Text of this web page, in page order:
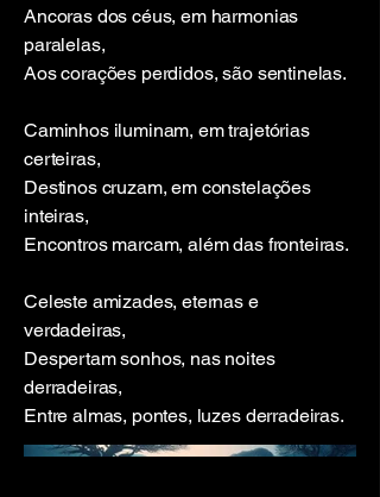
Ancoras dos céus, em harmonias
paralelas,
Aos corações perdidos, são sentinelas.
Caminhos iluminam, em trajetórias
certeiras,
Destinos cruzam, em constelações
inteiras,
Encontros marcam, além das fronteiras.
Celeste amizades, eternas e
verdadeiras,
Despertam sonhos, nas noites
derradeiras,
Entre almas, pontes, luzes derradeiras.